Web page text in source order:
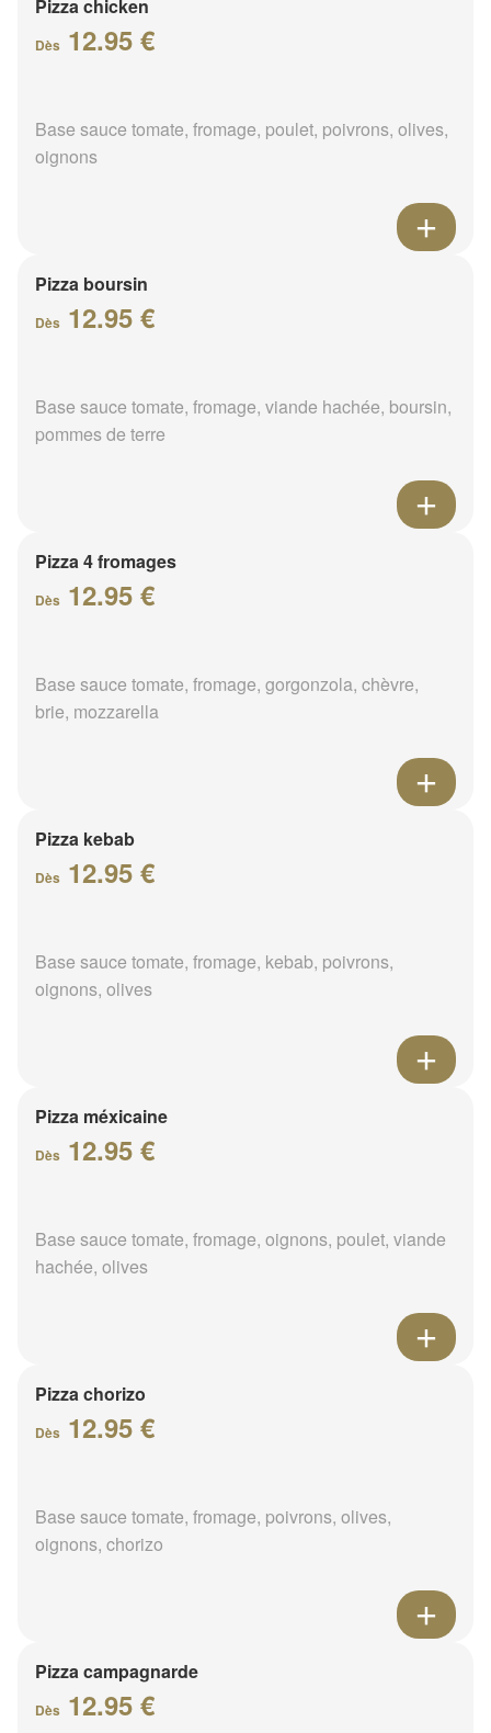
Pizza chicken
Dès 12.95 €
Base sauce tomate, fromage, poulet, poivrons, olives,
oignons
Pizza boursin
Dès 12.95 €
Base sauce tomate, fromage, viande hachée, boursin,
pommes de terre
Pizza 4 fromages
Dès 12.95 €
Base sauce tomate, fromage, gorgonzola, chèvre,
brie, mozzarella
Pizza kebab
Dès 12.95 €
Base sauce tomate, fromage, kebab, poivrons,
oignons, olives
Pizza méxicaine
Dès 12.95 €
Base sauce tomate, fromage, oignons, poulet, viande
hachée, olives
Pizza chorizo
Dès 12.95 €
Base sauce tomate, fromage, poivrons, olives,
oignons, chorizo
Pizza campagnarde
Dès 12.95 €